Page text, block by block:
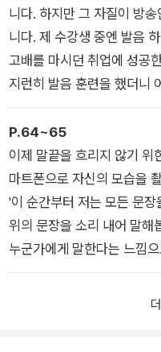
난 성대가 좋아서가 아니라
게 된 아나운서가 많습니다.
_ ‘매력적인 목소리로 상대
하지만 일단 바른 발성이 몸
소리를 내는 것이 되레 힘들
꾸준한 연습을 통해 바른 발
는 목소리를 갖게 되면, 생
경험으로 미루어보면 남보
금 미숙해도 박한 평가를 받
아지고, 누군가로부터 인정
상승하는 건 당연한 수순일
_ ‘목소리가 좋아지는 방법
니다. 하지만 그 자질이 방
니다. 제 수강생 중엔 발음
고배를 마시던 취업에 성공
지런히 발음 훈련을 했더니
나 승진까지 한 사람도 있습
우리 대부분은 말을 잘 못하
없어서, 논리력이 떨어져서,
외로 원인은 다른 데 있는데
히 발음이 그렇습니다. 내가
음을 잘 못하고 있지는 않은
이제부터라도 꾸준히 모음
고 있는지 의식하면서 말해
는 바를 보다 더 정확하게
P.64~65
이제 말끝을 흐리지 않기 위
마트폰으로 자신의 모습을
'이 순간부터 저는 모든 문
위의 문장을 소리 내어 말해
누군가에게 말한다는 느낌
낌, 선언한다는 느낌으로 말
다’의 ‘-다’까지 정확하게 발